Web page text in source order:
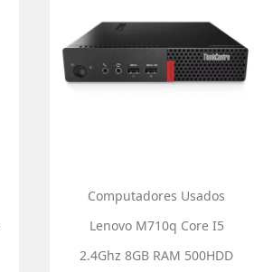
Computadores Usados
Lenovo M710q Core I5
2.4Ghz 8GB RAM 500HDD